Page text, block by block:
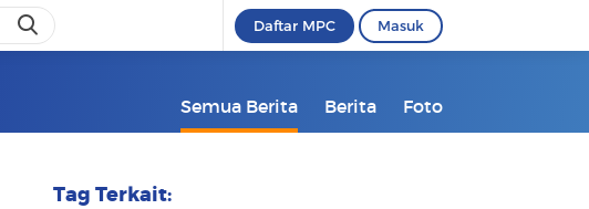
Daftar MPC Masuk
Semua Berita Berita Foto
Tag Terkait: